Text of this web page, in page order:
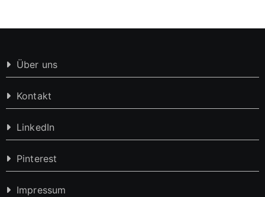
Über uns
Kontakt
LinkedIn
Pinterest
Impressum